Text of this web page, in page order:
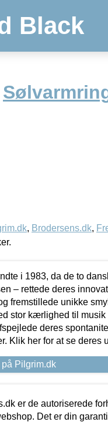
Black
, Brodersens.dk,
i 1983, da de to
– rettede deres
fremstillede unikke
stor kærlighed til
deres
Klik her for at se deres
Pilgrim.dk
er de autoriserede
Det er din